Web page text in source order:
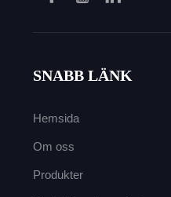
SNABB LÄNK
Hemsida
Om oss
Produkter